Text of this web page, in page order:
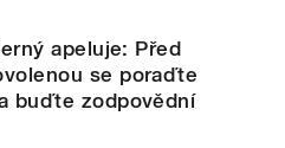
apeluje: Před
se poraďte
buďte zodpovědní